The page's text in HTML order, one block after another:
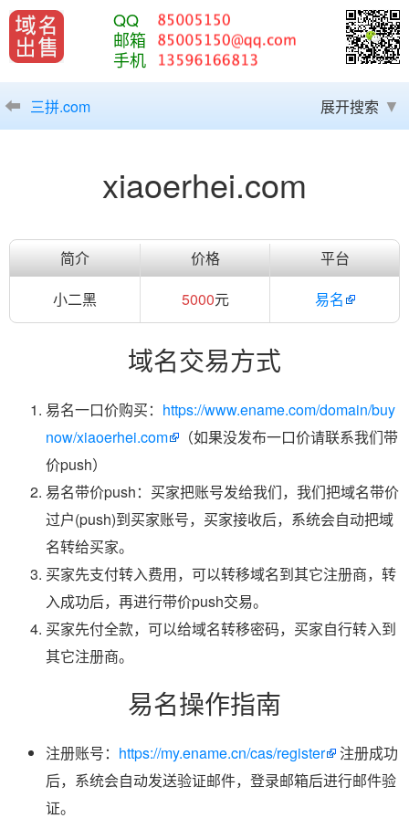
QQ
邮箱
手机
三拼.com 展开搜索
xiaoerhei.com
简介 价格
平台
小二黑
5000元 易名
域名交易方式
易名一口价购买： https://www.ename.com/domain/buy
now/xiaoerhei.com
（如果没发布一口价请联系我们带
价push）
易名带价push：买家把账号发给我们，我们把域名带价
过户(push)到买家账号，买家接收后，系统会自动把域
名转给买家。
买家先支付转入费用，可以转移域名到其它注册商，转
入成功后，再进行带价push交易。
买家先付全款，可以给域名转移密码，买家自行转入到
其它注册商。
易名操作指南
注册账号： https://my.ename.cn/cas/register
注册成功
后，系统会自动发送验证邮件，登录邮箱后进行邮件验
证。